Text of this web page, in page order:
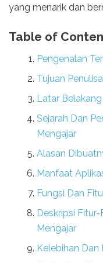
yang menarik dan
Table of
Pengenalan
Tujuan
Latar Belakang
Sejarah Dan
Mengajar
Alasan
Manfaat
Fungsi Dan
Deskripsi
Mengajar
Kelebihan Dan